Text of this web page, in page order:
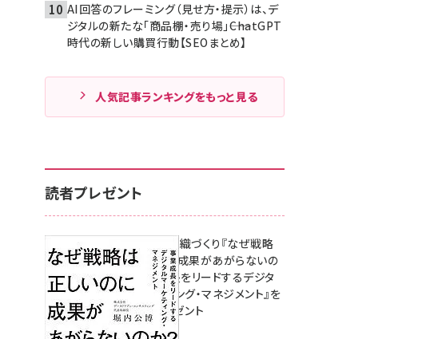
AI回答のフレーミング（見せ方・提示）は、デ
ジタルの新たな「商品棚・売り場」――ChatGPT
時代の新しい購買行動【SEOまとめ】
人気記事ランキングをもっと見る
読者プレゼント
成果を生む組織づくり『なぜ戦略
は正しいのに成果があがらないの
か？ 事業成長をリードするデジタ
ルマーケティング・マネジメント』を
3名様にプレゼント
8月7日 10:00